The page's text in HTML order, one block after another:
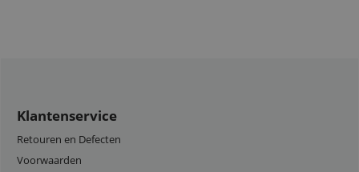
Klantenservice
Retouren en Defecten
Voorwaarden